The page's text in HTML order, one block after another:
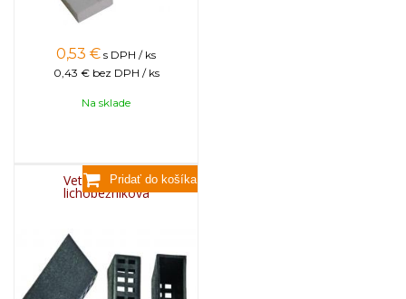
0,53 € s DPH / ks
0,43 € bez DPH / ks
Na sklade
Vetracia krytka
lichobežníková